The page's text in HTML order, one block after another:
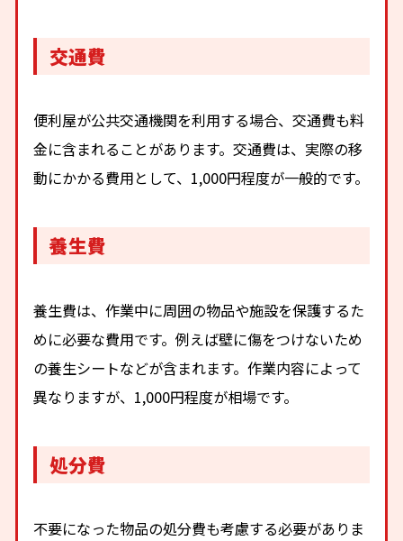
交通費
便利屋が公共交通機関を利用する場合、交通費も料
金に含まれることがあります。交通費は、実際の移
動にかかる費用として、1,000円程度が一般的です。
養生費
養生費は、作業中に周囲の物品や施設を保護するた
めに必要な費用です。例えば壁に傷をつけないため
の養生シートなどが含まれます。作業内容によって
異なりますが、1,000円程度が相場です。
処分費
不要になった物品の処分費も考慮する必要がありま